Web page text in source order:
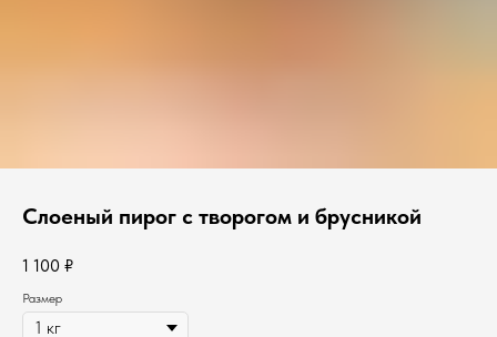
Слоеный пирог с творогом и брусникой
1 100 ₽
Размер